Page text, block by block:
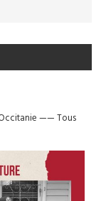
——Tous